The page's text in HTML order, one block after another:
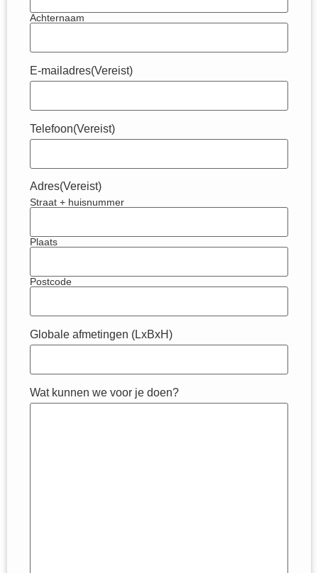
Achternaam
E-mailadres(Vereist)
Telefoon(Vereist)
Adres(Vereist)
Straat + huisnummer
Plaats
Postcode
Globale afmetingen (LxBxH)
Wat kunnen we voor je doen?